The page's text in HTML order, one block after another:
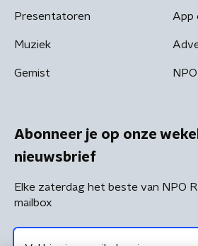
Presentatoren
Muziek
Gemist
App
Abonneer je op onze
nieuwsbrief
Elke zaterdag het beste van NPO
mailbox